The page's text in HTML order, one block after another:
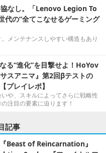
なし。「Lenovo Legion To
の“全てこなせるゲーミング
メンテナンスしやすい構造もあり
る“進化”を目撃せよ！HoYov
スアニマ』第2回βテストの
プレイレポ】
や、スキルによってさらに戦略性
注目の要素に迫ります！
記事
Beast of Reincarnation』